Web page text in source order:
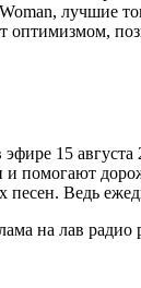
лучшие
оптимизмом,
15
и помогают
песен. Ведь